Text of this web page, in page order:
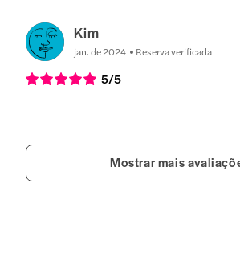
Kim
jan. de 2024 Reserva verificada
5/5
Mostrar mais